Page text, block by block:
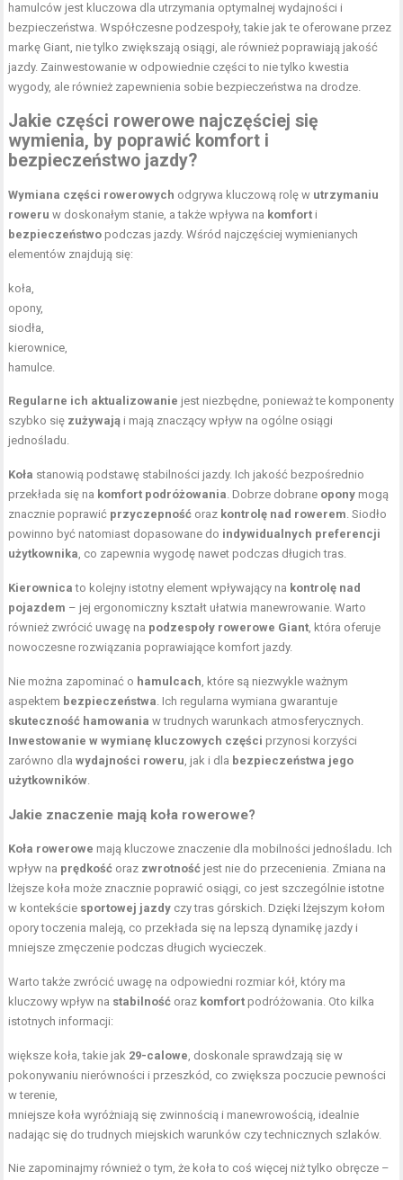
hamulców jest kluczowa dla utrzymania optymalnej wydajności i
bezpieczeństwa. Współczesne podzespoły, takie jak te oferowane przez
markę Giant, nie tylko zwiększają osiągi, ale również poprawiają jakość
jazdy. Zainwestowanie w odpowiednie części to nie tylko kwestia
wygody, ale również zapewnienia sobie bezpieczeństwa na drodze.
Jakie części rowerowe najczęściej się
wymienia, by poprawić komfort i
bezpieczeństwo jazdy?
Wymiana części rowerowych odgrywa kluczową rolę w utrzymaniu
roweru w doskonałym stanie, a także wpływa na komfort i
bezpieczeństwo podczas jazdy. Wśród najczęściej wymienianych
elementów znajdują się:
koła,
opony,
siodła,
kierownice,
hamulce.
Regularne ich aktualizowanie jest niezbędne, ponieważ te komponenty
szybko się zużywają i mają znaczący wpływ na ogólne osiągi
jednośladu.
Koła stanowią podstawę stabilności jazdy. Ich jakość bezpośrednio
przekłada się na komfort podróżowania. Dobrze dobrane opony mogą
znacznie poprawić przyczepność oraz kontrolę nad rowerem. Siodło
powinno być natomiast dopasowane do indywidualnych preferencji
użytkownika, co zapewnia wygodę nawet podczas długich tras.
Kierownica to kolejny istotny element wpływający na kontrolę nad
pojazdem – jej ergonomiczny kształt ułatwia manewrowanie. Warto
również zwrócić uwagę na podzespoły rowerowe Giant, która oferuje
nowoczesne rozwiązania poprawiające komfort jazdy.
Nie można zapominać o hamulcach, które są niezwykle ważnym
aspektem bezpieczeństwa. Ich regularna wymiana gwarantuje
skuteczność hamowania w trudnych warunkach atmosferycznych.
Inwestowanie w wymianę kluczowych części przynosi korzyści
zarówno dlawydajności roweru, jak i dla bezpieczeństwa jego
użytkowników.
Jakie znaczenie mają koła rowerowe?
Koła rowerowe mają kluczowe znaczenie dla mobilności jednośladu. Ich
wpływ na prędkość oraz zwrotność jest nie do przecenienia. Zmiana na
lżejsze koła może znacznie poprawić osiągi, co jest szczególnie istotne
w kontekście sportowej jazdy czy tras górskich. Dzięki lżejszym kołom
opory toczenia maleją, co przekłada się na lepszą dynamikę jazdy i
mniejsze zmęczenie podczas długich wycieczek.
Warto także zwrócić uwagę na odpowiedni rozmiar kół, który ma
kluczowy wpływ na stabilność oraz komfort podróżowania. Oto kilka
istotnych informacji:
większe koła, takie jak 29-calowe, doskonale sprawdzają się w
pokonywaniu nierówności i przeszkód, co zwiększa poczucie pewności
w terenie,
mniejsze koła wyróżniają się zwinnością i manewrowością, idealnie
nadając się do trudnych miejskich warunków czy technicznych szlaków.
Nie zapominajmy również o tym, że koła to coś więcej niż tylko obręcze –